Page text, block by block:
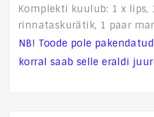
Komplekti kuulub: 1 x lips,
rinnataskurätik, 1 paar
NB! Toode pole
korral saab selle eraldi